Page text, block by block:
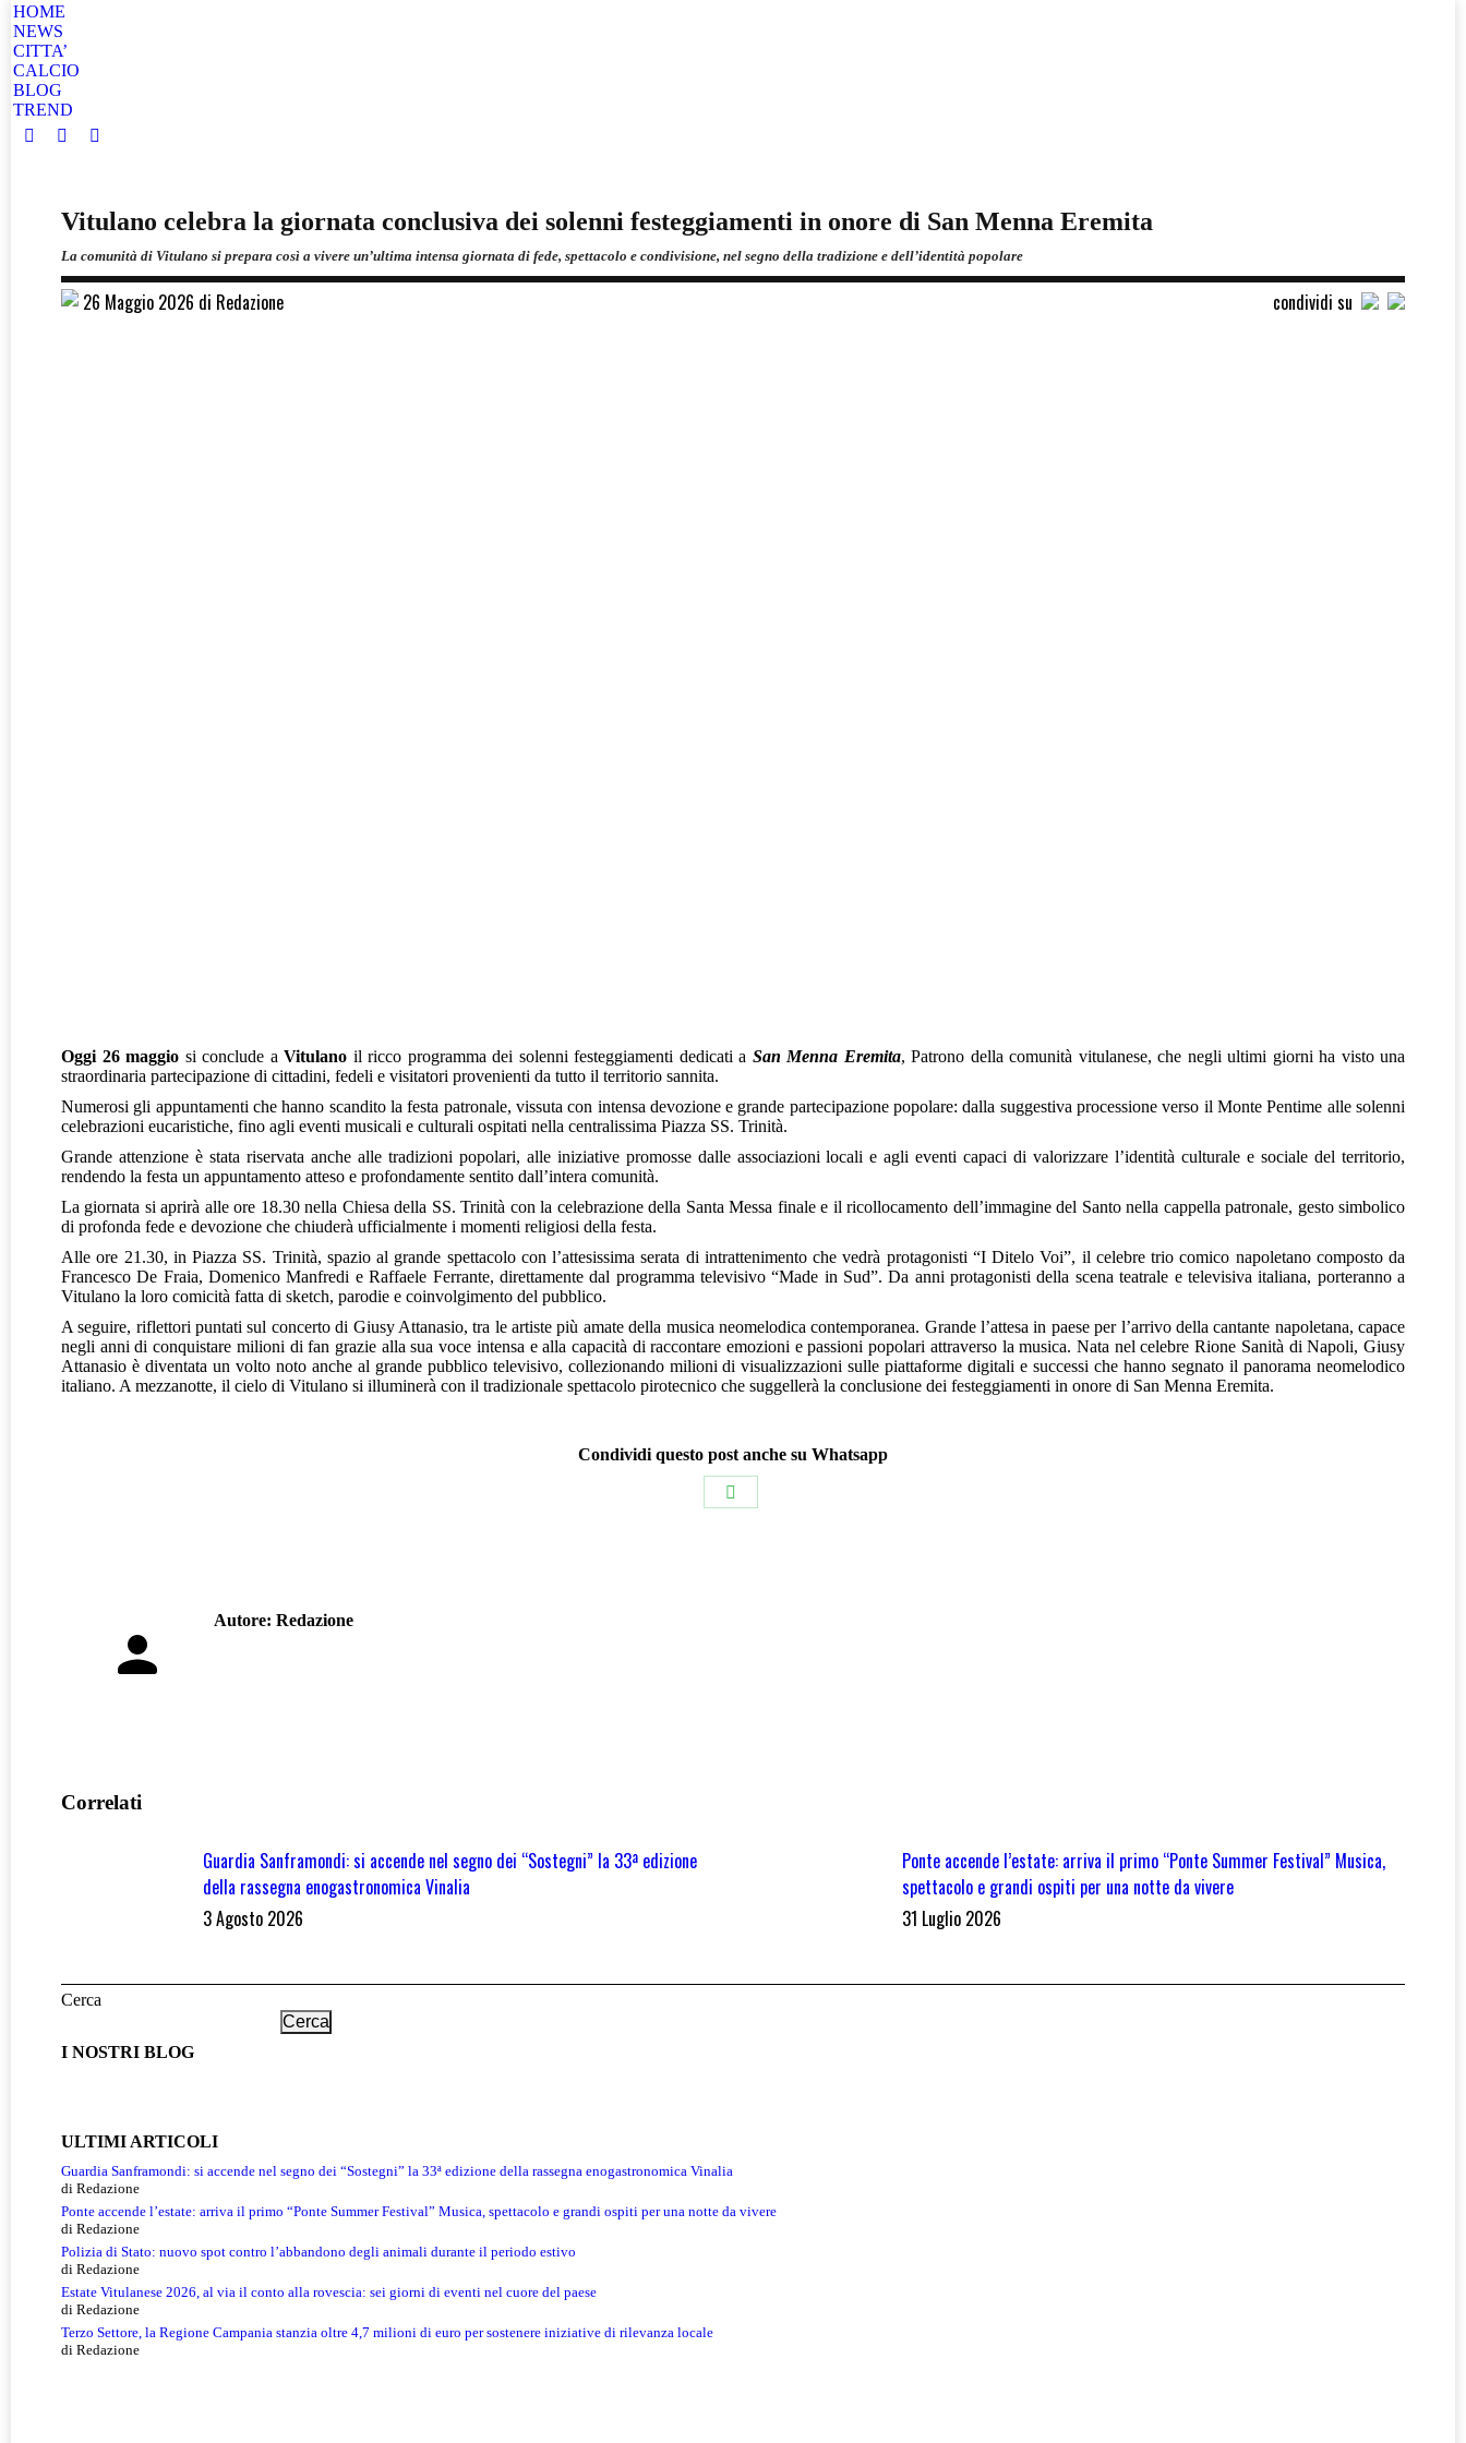
HOME
NEWS
CITTA’
CALCIO
BLOG
TREND
Facebook
window
Instagram
in
window
Twitter
in
window
Vitulano celebra la giornata conclusiva dei solenni festeggiamenti in onore di San Menna Eremita
La comunità di Vitulano si prepara così a vivere un’ultima intensa giornata di fede, spettacolo e condivisione, nel segno della tradizione e dell’identità popolare
26 Maggio 2026 di Redazione condividi su
Oggi 26 maggio si conclude a Vitulano il ricco programma dei solenni festeggiamenti dedicati a San Menna Eremita, Patrono della comunità vitulanese, che negli ultimi giorni ha visto una
straordinaria partecipazione di cittadini, fedeli e visitatori provenienti da tutto il territorio sannita.
Numerosi gli appuntamenti che hanno scandito la festa patronale, vissuta con intensa devozione e grande partecipazione popolare: dalla suggestiva processione verso il Monte Pentime alle solenni
celebrazioni eucaristiche, fino agli eventi musicali e culturali ospitati nella centralissima Piazza SS. Trinità.
Grande attenzione è stata riservata anche alle tradizioni popolari, alle iniziative promosse dalle associazioni locali e agli eventi capaci di valorizzare l’identità culturale e sociale del territorio,
rendendo la festa un appuntamento atteso e profondamente sentito dall’intera comunità.
La giornata si aprirà alle ore 18.30 nella Chiesa della SS. Trinità con la celebrazione della Santa Messa finale e il ricollocamento dell’immagine del Santo nella cappella patronale, gesto simbolico
di profonda fede e devozione che chiuderà ufficialmente i momenti religiosi della festa.
Alle ore 21.30, in Piazza SS. Trinità, spazio al grande spettacolo con l’attesissima serata di intrattenimento che vedrà protagonisti “I Ditelo Voi”, il celebre trio comico napoletano composto da
Francesco De Fraia, Domenico Manfredi e Raffaele Ferrante, direttamente dal programma televisivo “Made in Sud”. Da anni protagonisti della scena teatrale e televisiva italiana, porteranno a
Vitulano la loro comicità fatta di sketch, parodie e coinvolgimento del pubblico.
A seguire, riflettori puntati sul concerto di Giusy Attanasio, tra le artiste più amate della musica neomelodica contemporanea. Grande l’attesa in paese per l’arrivo della cantante napoletana, capace
negli anni di conquistare milioni di fan grazie alla sua voce intensa e alla capacità di raccontare emozioni e passioni popolari attraverso la musica. Nata nel celebre Rione Sanità di Napoli, Giusy
Attanasio è diventata un volto noto anche al grande pubblico televisivo, collezionando milioni di visualizzazioni sulle piattaforme digitali e successi che hanno segnato il panorama neomelodico
italiano. A mezzanotte, il cielo di Vitulano si illuminerà con il tradizionale spettacolo pirotecnico che suggellerà la conclusione dei festeggiamenti in onore di San Menna Eremita.
Condividi questo post anche su Whatsapp
Autore: Redazione
Correlati
Guardia Sanframondi: si accende nel segno dei “Sostegni” la 33ª edizione
della rassegna enogastronomica Vinalia
3 Agosto 2026
Ponte accende l’estate: arriva il primo “Ponte Summer Festival” Musica,
spettacolo e grandi ospiti per una notte da vivere
31 Luglio 2026
Cerca
Cerca
I NOSTRI BLOG
ULTIMI ARTICOLI
Guardia Sanframondi: si accende nel segno dei “Sostegni” la 33ª edizione della rassegna enogastronomica Vinalia
di Redazione
Ponte accende l’estate: arriva il primo “Ponte Summer Festival” Musica, spettacolo e grandi ospiti per una notte da vivere
di Redazione
Polizia di Stato: nuovo spot contro l’abbandono degli animali durante il periodo estivo
di Redazione
Estate Vitulanese 2026, al via il conto alla rovescia: sei giorni di eventi nel cuore del paese
di Redazione
Terzo Settore, la Regione Campania stanzia oltre 4,7 milioni di euro per sostenere iniziative di rilevanza locale
di Redazione